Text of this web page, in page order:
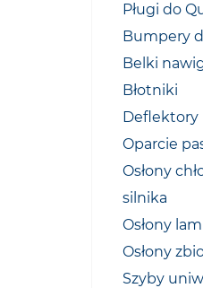
Pługi do
Bumpery
Belki
Błotniki
Deflektory
Oparcie
Osłony
silnika
Osłony
Osłony
Szyby